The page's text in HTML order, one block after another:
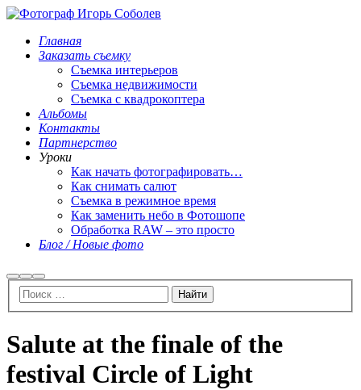
Главная
Заказать съемку
Съемка интерьеров
Съемка недвижимости
Съемка с квадрокоптера
Альбомы
Контакты
Партнерство
Уроки
Как начать фотографировать…
Как снимать салют
Съемка в режимное время
Как заменить небо в Фотошопе
Обработка RAW – это просто
Блог / Новые фото
НайтиБольше
информации
Главное
меню
Salute at the finale of the
festival Circle of Light